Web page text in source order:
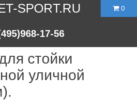
SPORT.RU
17-56
0
стойки
уличной